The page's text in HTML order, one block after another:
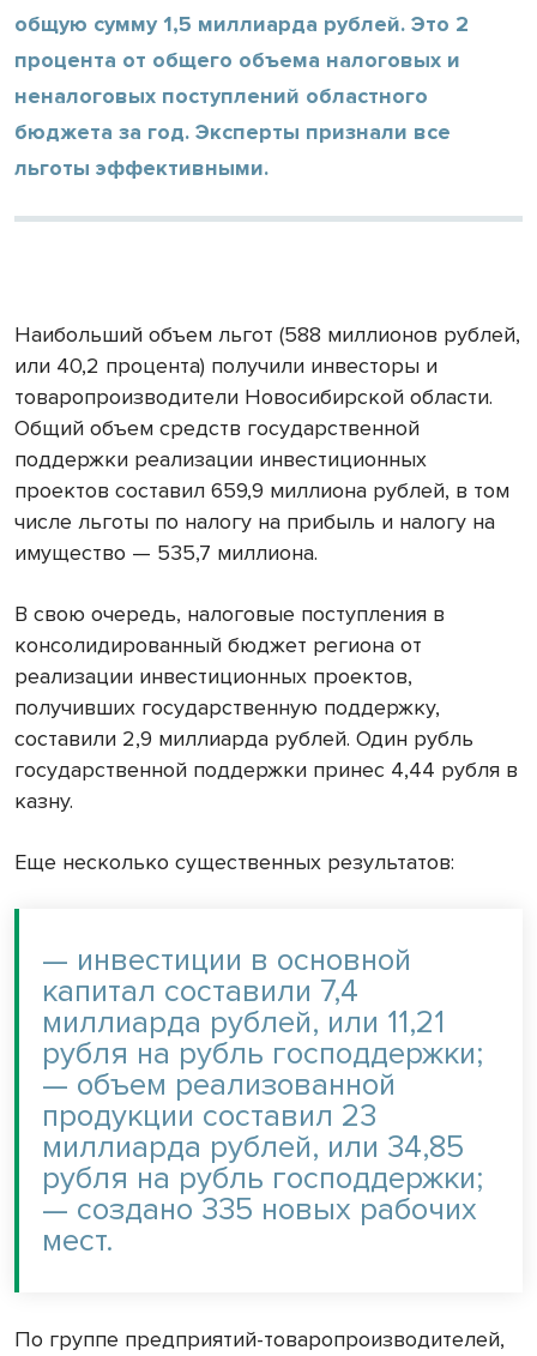
общую сумму 1,5 миллиарда рублей. Это 2
процента от общего объема налоговых и
неналоговых поступлений областного
бюджета за год. Эксперты признали все
льготы эффективными.
Наибольший объем льгот (588 миллионов рублей,
или 40,2 процента) получили инвесторы и
товаропроизводители Новосибирской области.
Общий объем средств государственной
поддержки реализации инвестиционных
проектов составил 659,9 миллиона рублей, в том
числе льготы по налогу на прибыль и налогу на
имущество — 535,7 миллиона.
В свою очередь, налоговые поступления в
консолидированный бюджет региона от
реализации инвестиционных проектов,
получивших государственную поддержку,
составили 2,9 миллиарда рублей. Один рубль
государственной поддержки принес 4,44 рубля в
казну.
Еще несколько существенных результатов:
— инвестиции в основной
капитал составили 7,4
миллиарда рублей, или 11,21
рубля на рубль господдержки;
— объем реализованной
продукции составил 23
миллиарда рублей, или 34,85
рубля на рубль господдержки;
— создано 335 новых рабочих
мест.
По группе предприятий-товаропроизводителей,